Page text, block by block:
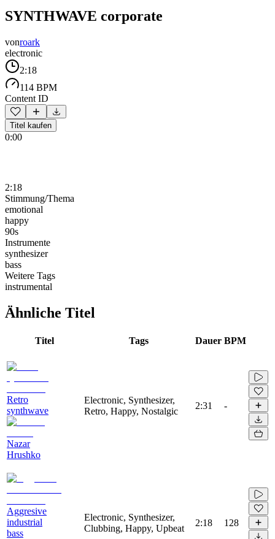
SYNTHWAVE corporate
vonroark
electronic
2:18
114 BPM
Content ID
Titel kaufen
0:00
2:18
Stimmung/Thema
emotional
happy
90s
Instrumente
synthesizer
bass
Weitere Tags
instrumental
Ähnliche Titel
Titel Tags Dauer BPM
Retro
synthwave
Nazar
Hrushko
Electronic, Synthesizer,
Retro, Happy, Nostalgic
2:31 -
Aggresive
industrial
bass
Electronic, Synthesizer,
Clubbing, Happy, Upbeat
2:18 128